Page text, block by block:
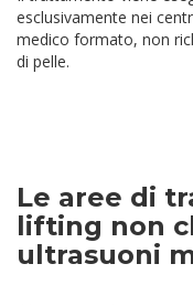
esclusivamente nei
medico formato, non
di pelle.
Le aree di
lifting non
ultrasuoni